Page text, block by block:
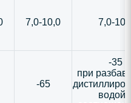
7,0-10,0 7,0-
-65
-35
при
водой